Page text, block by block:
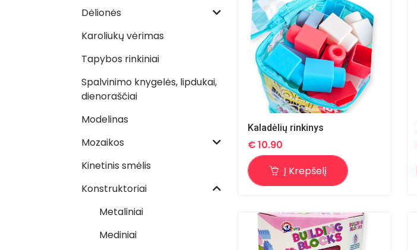
Dėlionės
Karoliukų vėrimas
Tapybos rinkiniai
Spalvinimo knygelės, lipdukai,
dienoraščiai
Modelinas
Mozaikos
Kinetinis smėlis
Konstruktoriai
Metaliniai
Mediniai
Kaladėlių rinkinys
€10.90
Į Krepšelį